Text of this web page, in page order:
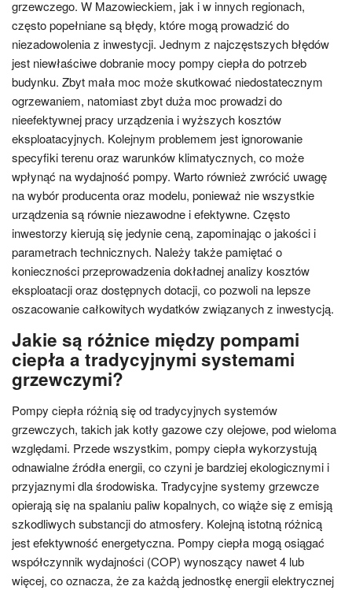
grzewczego. W Mazowieckiem, jak i w innych regionach,
często popełniane są błędy, które mogą prowadzić do
niezadowolenia z inwestycji. Jednym z najczęstszych błędów
jest niewłaściwe dobranie mocy pompy ciepła do potrzeb
budynku. Zbyt mała moc może skutkować niedostatecznym
ogrzewaniem, natomiast zbyt duża moc prowadzi do
nieefektywnej pracy urządzenia i wyższych kosztów
eksploatacyjnych. Kolejnym problemem jest ignorowanie
specyfiki terenu oraz warunków klimatycznych, co może
wpłynąć na wydajność pompy. Warto również zwrócić uwagę
na wybór producenta oraz modelu, ponieważ nie wszystkie
urządzenia są równie niezawodne i efektywne. Często
inwestorzy kierują się jedynie ceną, zapominając o jakości i
parametrach technicznych. Należy także pamiętać o
konieczności przeprowadzenia dokładnej analizy kosztów
eksploatacji oraz dostępnych dotacji, co pozwoli na lepsze
oszacowanie całkowitych wydatków związanych z inwestycją.
Jakie są różnice między pompami
ciepła a tradycyjnymi systemami
grzewczymi?
Pompy ciepła różnią się od tradycyjnych systemów
grzewczych, takich jak kotły gazowe czy olejowe, pod wieloma
względami. Przede wszystkim, pompy ciepła wykorzystują
odnawialne źródła energii, co czyni je bardziej ekologicznymi i
przyjaznymi dla środowiska. Tradycyjne systemy grzewcze
opierają się na spalaniu paliw kopalnych, co wiąże się z emisją
szkodliwych substancji do atmosfery. Kolejną istotną różnicą
jest efektywność energetyczna. Pompy ciepła mogą osiągać
współczynnik wydajności (COP) wynoszący nawet 4 lub
więcej, co oznacza, że za każdą jednostkę energii elektrycznej